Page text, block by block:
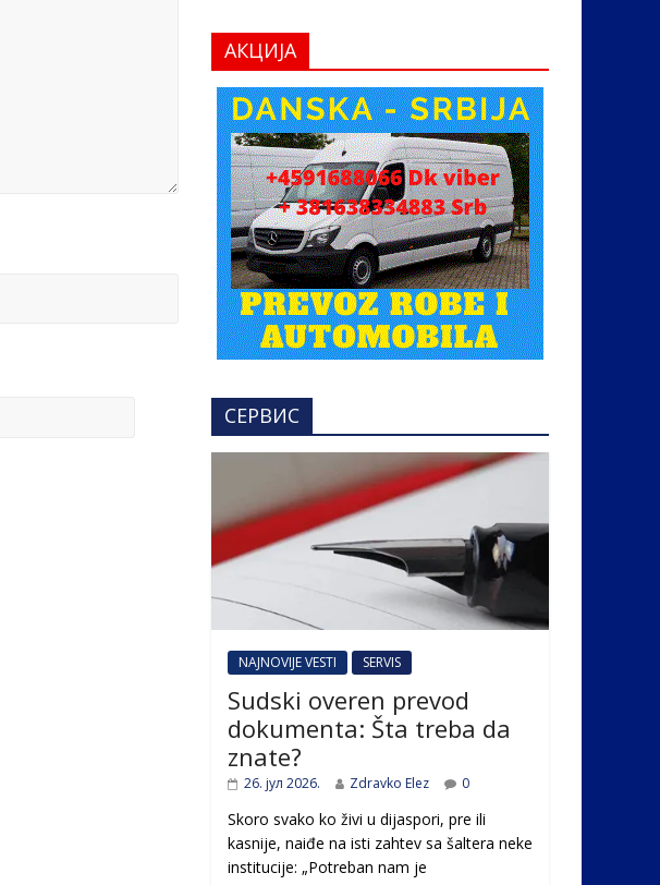
АКЦИЈА
СЕРВИС
NAJNOVIJE VESTI SERVIS
Sudski overen prevod
dokumenta: Šta treba da
znate?
26. јул 2026. Zdravko Elez 0
Skoro svako ko živi u dijaspori, pre ili
kasnije, naiđe na isti zahtev sa šaltera neke
institucije: „Potreban nam je